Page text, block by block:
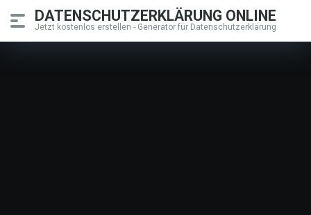
DATENSCHUTZERKLÄRUNG ONLINE
Jetzt kostenlos erstellen - Generator für Datenschutzerklärung